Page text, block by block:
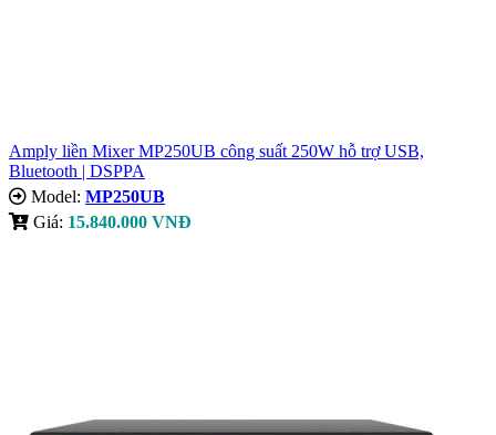
Amply liền Mixer MP250UB công suất 250W hỗ trợ USB,
Bluetooth | DSPPA
Model: MP250UB
Giá: 15.840.000 VNĐ